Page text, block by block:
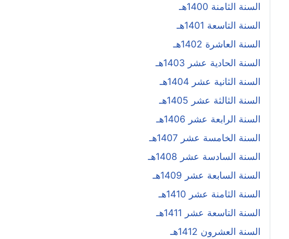
السنة الثامنة 1400هـ
السنة التاسعة 1401هـ
السنة العاشرة 1402هـ
السنة الحادية عشر 1403هـ
السنة الثانية عشر 1404هـ
السنة الثالثة عشر 1405هـ
السنة الرابعة عشر 1406هـ
السنة الخامسة عشر 1407هـ
السنة السادسة عشر 1408هـ
السنة السابعة عشر 1409هـ
السنة الثامنة عشر 1410هـ
السنة التاسعة عشر 1411هـ
السنة العشرون 1412هـ